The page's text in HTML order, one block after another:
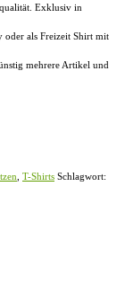
Exklusiv in
oder als Freizeit Shirt mit
mehrere Artikel und
T-Shirts Schlagwort: